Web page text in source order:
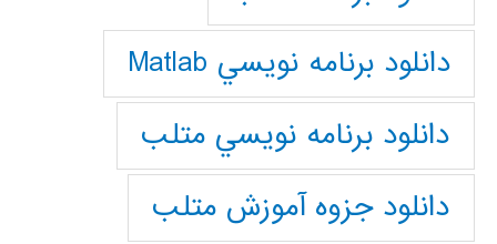
دانلود برنامه نويسي Matlab
دانلود برنامه نويسي متلب
دانلود جزوه آموزش متلب